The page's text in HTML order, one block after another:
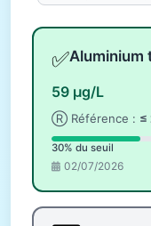
✅Aluminium
59 µg/L
Ⓡ Référence : ≤
30% du seuil
02/07/2026